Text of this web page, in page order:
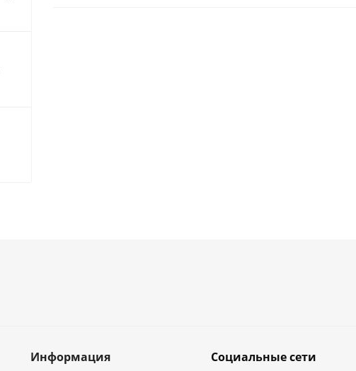
Информация Социальные сети